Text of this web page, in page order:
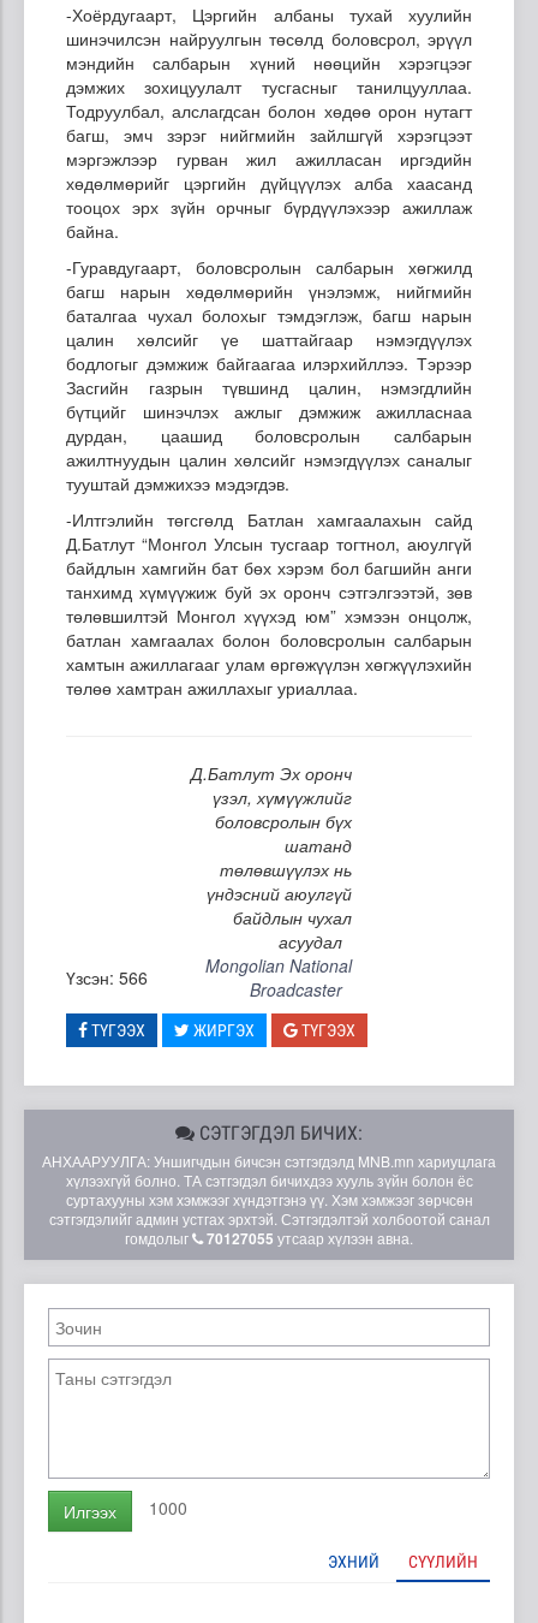
-Хоёрдугаарт, Цэргийн албаны тухай хуулийн
шинэчилсэн найруулгын төсөлд боловсрол, эрүүл
мэндийн салбарын хүний нөөцийн хэрэгцээг
дэмжих зохицуулалт тусгасныг танилцууллаа.
Тодруулбал, алслагдсан болон хөдөө орон нутагт
багш, эмч зэрэг нийгмийн зайлшгүй хэрэгцээт
мэргэжлээр гурван жил ажилласан иргэдийн
хөдөлмөрийг цэргийн дүйцүүлэх алба хаасанд
тооцох эрх зүйн орчныг бүрдүүлэхээр ажиллаж
байна.
-Гуравдугаарт, боловсролын салбарын хөгжилд
багш нарын хөдөлмөрийн үнэлэмж, нийгмийн
баталгаа чухал болохыг тэмдэглэж, багш нарын
цалин хөлсийг үе шаттайгаар нэмэгдүүлэх
бодлогыг дэмжиж байгаагаа илэрхийллээ. Тэрээр
Засгийн газрын түвшинд цалин, нэмэгдлийн
бүтцийг шинэчлэх ажлыг дэмжиж ажилласнаа
дурдан, цаашид боловсролын салбарын
ажилтнуудын цалин хөлсийг нэмэгдүүлэх саналыг
тууштай дэмжихээ мэдэгдэв.
-Илтгэлийн төгсгөлд Батлан хамгаалахын сайд
Д.Батлут “Монгол Улсын тусгаар тогтнол, аюулгүй
байдлын хамгийн бат бөх хэрэм бол багшийн анги
танхимд хүмүүжиж буй эх оронч сэтгэлгээтэй, зөв
төлөвшилтэй Монгол хүүхэд юм” хэмээн онцолж,
батлан хамгаалах болон боловсролын салбарын
хамтын ажиллагааг улам өргөжүүлэн хөгжүүлэхийн
төлөө хамтран ажиллахыг уриаллаа.
Д.Батлут Эх оронч
үзэл, хүмүүжлийг
боловсролын бүх
шатанд
төлөвшүүлэх нь
үндэсний аюулгүй
байдлын чухал
асуудал
Үзсэн: 566
Mongolian National
Broadcaster
ТҮГЭЭХ ЖИРГЭХ ТҮГЭЭХ
СЭТГЭГДЭЛ БИЧИХ:
АНХААРУУЛГА: Уншигчдын бичсэн сэтгэгдэлд MNB.mn хариуцлага
хүлээхгүй болно. ТА сэтгэгдэл бичихдээ хууль зүйн болон ёс
суртахууны хэм хэмжээг хүндэтгэнэ үү. Хэм хэмжээг зөрчсөн
сэтгэгдэлийг админ устгах эрхтэй. Сэтгэгдэлтэй холбоотой санал
гомдолыг
70127055 утсаар хүлээн авна.
Илгээх 1000
ЭХНИЙ СҮҮЛИЙН